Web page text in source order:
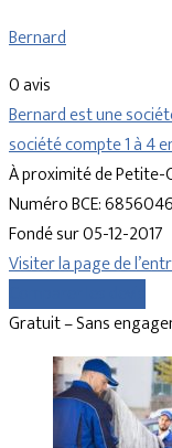
Bernard
0 avis
Bernard est une
société compte 1 à 4
À proximité de Petite-
Numéro BCE:
Fondé sur 05-12-2017
Visiter la page de
Gratuit – Sans